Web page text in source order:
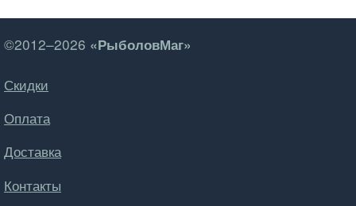
©2012–2026 «РыболовМаг»
Скидки
Оплата
Доставка
Контакты